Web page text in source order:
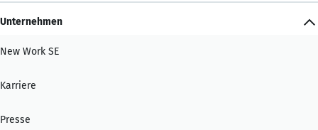
Unternehmen
New Work SE
Karriere
Presse